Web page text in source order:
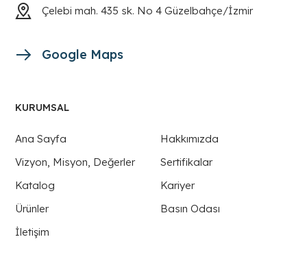
Çelebi mah. 435 sk. No 4 Güzelbahçe/İzmir
Google Maps
KURUMSAL
Ana Sayfa
Hakkımızda
Vizyon, Misyon, Değerler
Sertifikalar
Katalog
Kariyer
Ürünler
Basın Odası
İletişim